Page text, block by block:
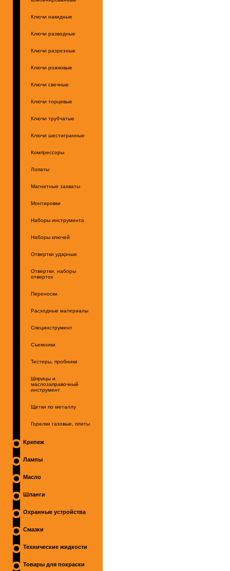
Ключи накидные
Ключи разводные
Ключи разрезные
Ключи рожковые
Ключи свечные
Ключи торцевые
Ключи трубчатые
Ключи шестигранные
Компрессоры
Лопаты
Магнитные захваты
Монтировки
Наборы инструмента
Наборы ключей
Отвертки ударные
Отвертки, наборы
отверток
Переноски
Расходные материалы
Специнструмент
Съемники
Тестеры, пробники
Шприцы и
маслозаправочный
инструмент
Щетки по металлу
Горелки газовые, плиты
Крепеж
Лампы
Масло
Шланги
Охранные устройства
Смазки
Технические жидкости
Товары для покраски